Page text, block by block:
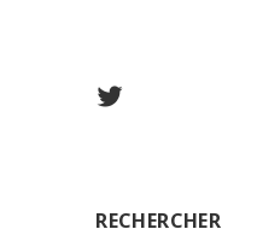
Twitter
RECHERCHER